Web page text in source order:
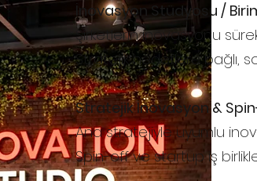
İnovasyon Stüdyosu /
Şirketlerin inovasyonu
Stratejik hedeflere bağlı,
Stratejik İnovasyon &
Ana stratejiyle uyumlu
Spin-off ve startup iş